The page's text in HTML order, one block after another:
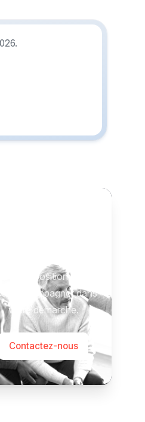
disposition pour
accompagner dans
votre démarche.
Contactez-nous